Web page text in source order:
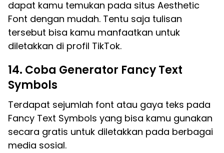
dapat kamu temukan pada situs Aesthetic
Font dengan mudah. Tentu saja tulisan
tersebut bisa kamu manfaatkan untuk
diletakkan di profil TikTok.
14. Coba Generator Fancy Text
Symbols
Terdapat sejumlah font atau gaya teks pada
Fancy Text Symbols yang bisa kamu gunakan
secara gratis untuk diletakkan pada berbagai
media sosial.